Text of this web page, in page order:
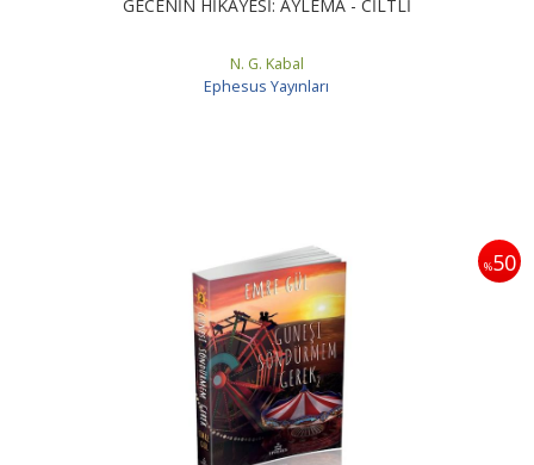
GECENİN HİKAYESİ: AYLEMA - CİLTLİ
N. G. Kabal
Ephesus Yayınları
%50